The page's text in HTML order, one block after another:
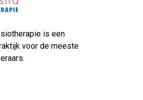
is een
voor de meeste